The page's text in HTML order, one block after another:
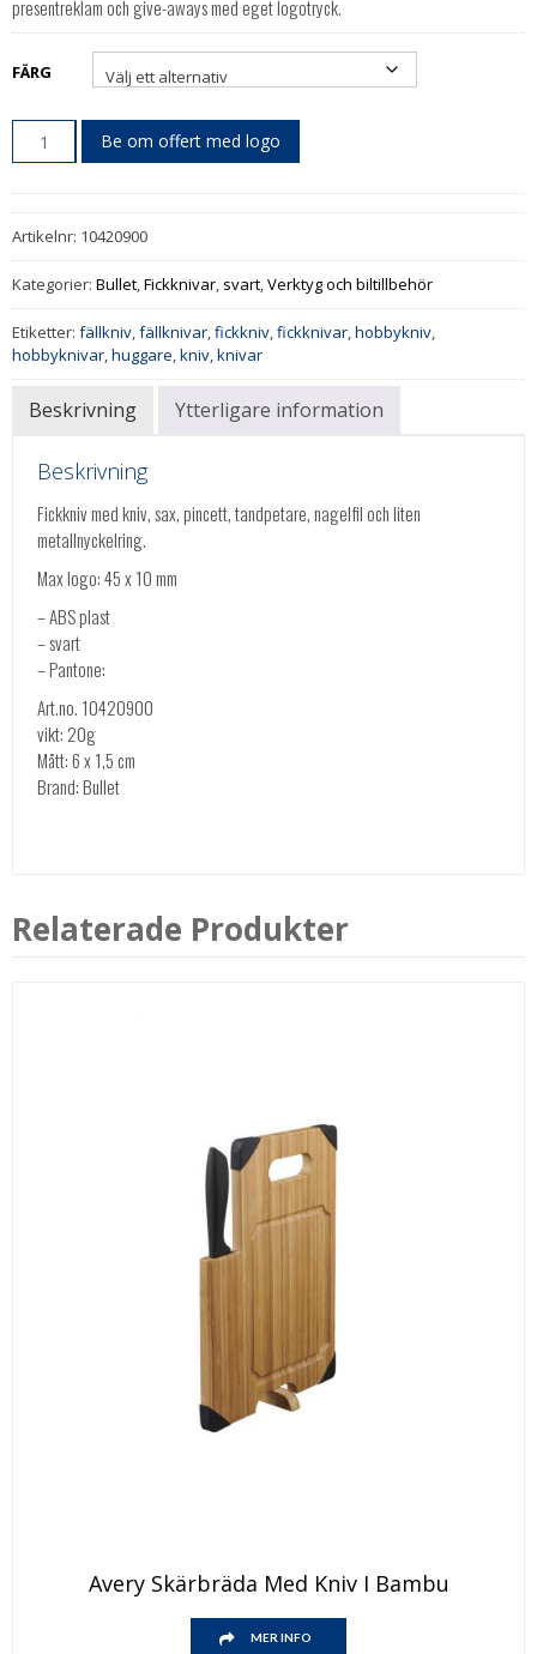
presentreklam och give-aways med eget logotryck.
FÄRG
Be om offert med logo
Artikelnr: 10420900
Kategorier: Bullet,Fickknivar, svart,Verktyg och biltillbehör
Etiketter: fällkniv,fällknivar,fickkniv,fickknivar,hobbykniv,
hobbyknivar,huggare,kniv,knivar
Beskrivning Ytterligare information
Beskrivning
Fickkniv med kniv, sax, pincett, tandpetare, nagelfil och liten
metallnyckelring.
Max logo: 45 x 10 mm
– ABS plast
– svart
– Pantone:
Art.no. 10420900
vikt: 20g
Mått: 6 x 1,5 cm
Brand: Bullet
Relaterade Produkter
Avery Skärbräda Med Kniv I Bambu
MER INFO